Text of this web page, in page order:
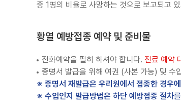
중 1명의 비율로 사망하는 것으로 보고되고
황열 예방접종 예약 및 준비물
전화예약을 필히 하셔야 합니다. 진료 예약
증명서 발급을 위해 여권 (사본 가능) 및 수
※ 증명서 재발급은 우리원에서 접종한 경우
※ 수입인지 발급방법은 하단 예방접종 절차